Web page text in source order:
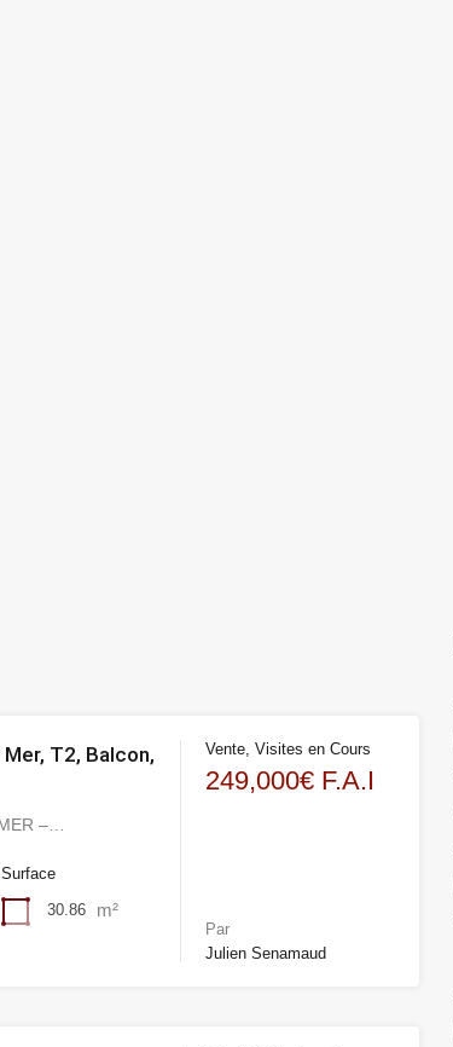
Mer, T2, Balcon,
–…
Surface
30.86 m²
Vente, Visites en Cours
249,000€ F.A.I
Par
Julien Senamaud